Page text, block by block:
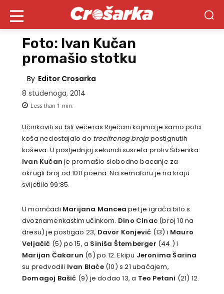
Foto: Ivan Kučan
promašio stotku
By Editor Crosarka
8 studenoga, 2014
Less than 1 min.
Učinkoviti su bili večeras Riječani kojima je samo pola
koša nedostajalo do trocifrenog brojapostignutih
koševa. U posljednjoj sekundi susreta protiv Šibenika
Ivan Kučan je promašio slobodno bacanje za
okrugli broj od 100 poena. Na semaforu je na kraju
svijetlilo 99:85.
U momčadi Marijana Mancea pet je igrača bilo s
dvoznamenkastim učinkom. Dino Cinac (broj 10 na
dresu) je postigao 23, Davor Konjević (13) i Mauro
Veljačić (5) po 15, a Siniša Štemberger (44 ) i
Marijan Čakarun (6) po 12. Ekipu Jeronima Šarina
su predvodili Ivan Blaće(10) s 21 ubačajem,
Domagoj Bašić (9) je dodao 13, a Teo Petani (21) 12.